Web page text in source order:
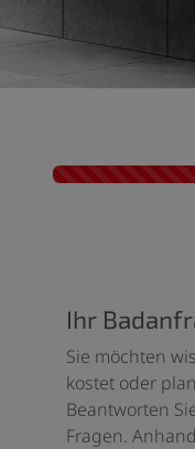
Ihr
Sie möchten
kostet oder
Beantworten
Fragen.